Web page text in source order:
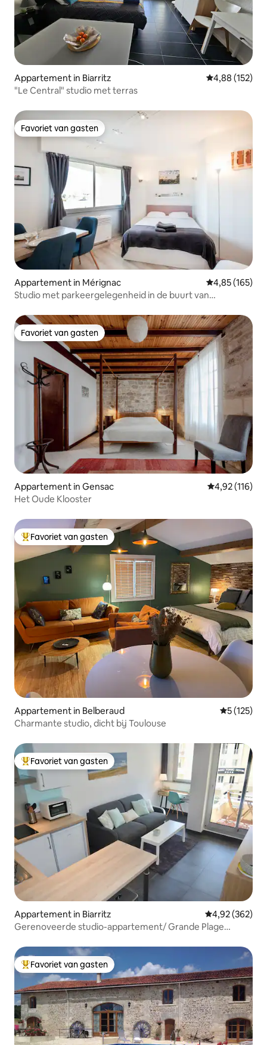
Appartement in Biarritz Gemiddelde
4,88 (152)
"Le Central" studio met terras
Favoriet van gasten
Favoriet van gasten
Appartement in Mérignac Gemiddelde
4,85 (165)
Studio met parkeergelegenheid in de buurt van
Favoriet van gasten
Favoriet van gasten
Appartement in Gensac Gemiddelde
4,92 (116)
Het Oude Klooster
Topfavoriet van gasten
Favoriet van gasten
Appartement in Belberaud
5 (125)
Charmante studio, dicht bij Toulouse
Topfavoriet van gasten
Favoriet van gasten
Appartement in Biarritz Gemiddelde
4,92 (362)
Gerenoveerde studio-appartement/ Grande Plage
Topfavoriet van gasten
Favoriet van gasten